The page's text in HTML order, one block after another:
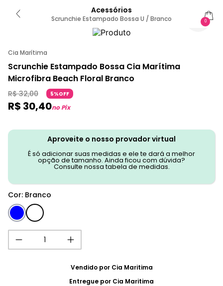
Acessórios
Scrunchie Estampado Bossa U / Branco 0
Cia Marítima
Scrunchie Estampado Bossa Cia Marítima
Microfibra Beach Floral Branco
R$ 32,00 5%OFF
R$ 30,40no Pix
Aproveite o nosso provador virtual
É só adicionar suas medidas e ele te dará a melhor
opção de tamanho. Ainda ficou com dúvida?
Consulte nossa tabela de medidas.
Cor: Branco
Vendido por Cia Maritima
Entregue por Cia Maritima